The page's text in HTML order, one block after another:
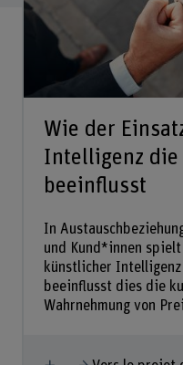
Wie der
Intelligenz die
beeinflusst
In
und Kund*innen
künstlicher
beeinflusst dies die
Wahrnehmung von